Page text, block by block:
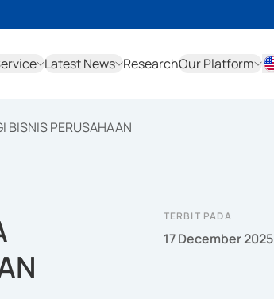
Latest News ResearchOur Platform
BISNIS PERUSAHAAN
TERBIT PADA
17 December 2025